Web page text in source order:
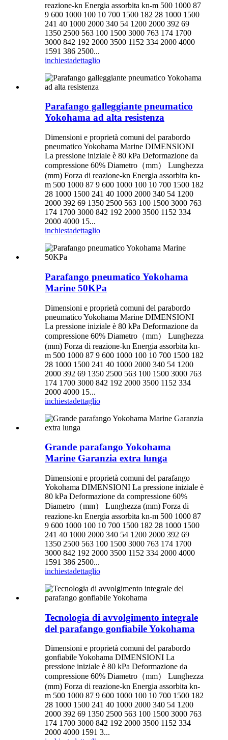
reazione-kn Energia assorbita kn-m 500 1000 87
9 600 1000 100 10 700 1500 182 28 1000 1500
241 40 1000 2000 340 54 1200 2000 392 69
1350 2500 563 100 1500 3000 763 174 1700
3000 842 192 2000 3500 1152 334 2000 4000
1591 386 2500...
inchiestadettaglio
Parafango galleggiante pneumatico
Yokohama ad alta resistenza
Dimensioni e proprietà comuni del parabordo
pneumatico Yokohama Marine DIMENSIONI
La pressione iniziale è 80 kPa Deformazione da
compressione 60% Diametro（mm） Lunghezza
(mm) Forza di reazione-kn Energia assorbita kn-
m 500 1000 87 9 600 1000 100 10 700 1500 182
28 1000 1500 241 40 1000 2000 340 54 1200
2000 392 69 1350 2500 563 100 1500 3000 763
174 1700 3000 842 192 2000 3500 1152 334
2000 4000 15...
inchiestadettaglio
Parafango pneumatico Yokohama
Marine 50KPa
Dimensioni e proprietà comuni del parabordo
pneumatico Yokohama Marine DIMENSIONI
La pressione iniziale è 80 kPa Deformazione da
compressione 60% Diametro（mm） Lunghezza
(mm) Forza di reazione-kn Energia assorbita kn-
m 500 1000 87 9 600 1000 100 10 700 1500 182
28 1000 1500 241 40 1000 2000 340 54 1200
2000 392 69 1350 2500 563 100 1500 3000 763
174 1700 3000 842 192 2000 3500 1152 334
2000 4000 15...
inchiestadettaglio
Grande parafango Yokohama
Marine Garanzia extra lunga
Dimensioni e proprietà comuni del parafango
Yokohama DIMENSIONI La pressione iniziale è
80 kPa Deformazione da compressione 60%
Diametro（mm） Lunghezza (mm) Forza di
reazione-kn Energia assorbita kn-m 500 1000 87
9 600 1000 100 10 700 1500 182 28 1000 1500
241 40 1000 2000 340 54 1200 2000 392 69
1350 2500 563 100 1500 3000 763 174 1700
3000 842 192 2000 3500 1152 334 2000 4000
1591 386 2500...
inchiestadettaglio
Tecnologia di avvolgimento integrale
del parafango gonfiabile Yokohama
Dimensioni e proprietà comuni del parabordo
gonfiabile Yokohama DIMENSIONI La
pressione iniziale è 80 kPa Deformazione da
compressione 60% Diametro（mm） Lunghezza
(mm) Forza di reazione-kn Energia assorbita kn-
m 500 1000 87 9 600 1000 100 10 700 1500 182
28 1000 1500 241 40 1000 2000 340 54 1200
2000 392 69 1350 2500 563 100 1500 3000 763
174 1700 3000 842 192 2000 3500 1152 334
2000 4000 1591 3...